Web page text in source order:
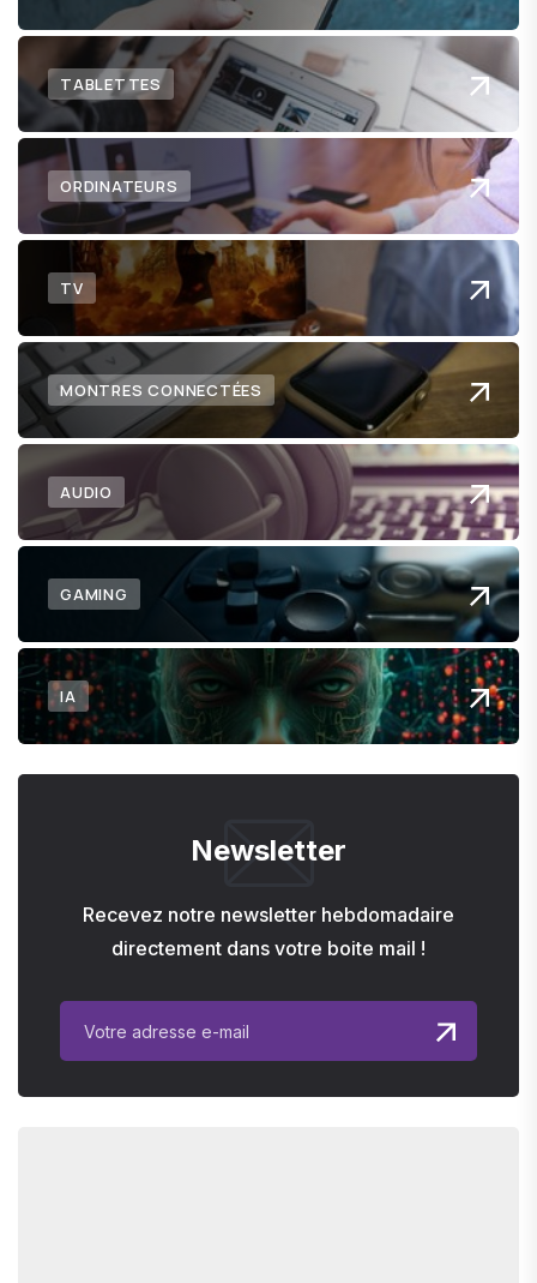
TABLETTES
ORDINATEURS
TV
MONTRES CONNECTÉES
AUDIO
GAMING
IA
Newsletter
Recevez notre newsletter hebdomadaire
directement dans votre boite mail !